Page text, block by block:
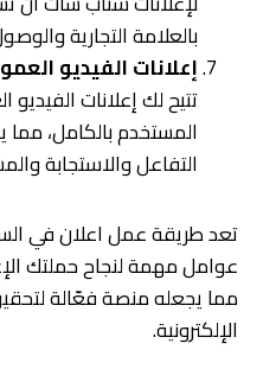
بالعلامة التجارية
إعلانات الفيديو
تتيح لك إعلانات
المستخدم بالكامل،
التفاعل والاستجابة
تعد طريقة عمل اعلان في
عوامل مهمة لنجاح حملتك
مما يجعله منصة فعّالة
الإلكترونية.